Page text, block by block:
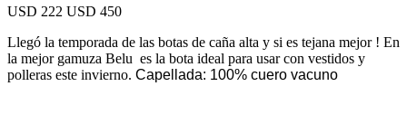
USD 222 USD 450
Llegó la temporada de las botas de caña alta y si es tejana mejor ! En
la mejor gamuza Belu es la bota ideal para usar con vestidos y
polleras este invierno. Capellada: 100% cuero vacuno